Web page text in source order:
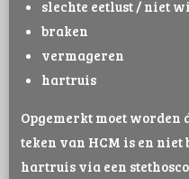
slechte eetlust / niet
braken
vermageren
hartruis
Opgemerkt moet
teken van HCM is en
hartruis via een